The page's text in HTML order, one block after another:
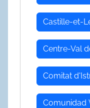
Castille-et-
Centre-Val
Comitat
Comunidad